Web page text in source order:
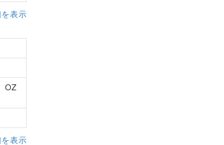
表示
OZ
表示